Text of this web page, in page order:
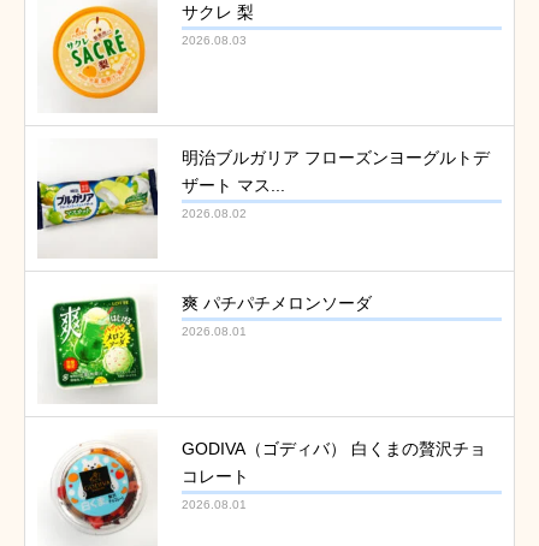
サクレ 梨
2026.08.03
明治ブルガリア フローズンヨーグルトデ
ザート マス...
2026.08.02
爽 パチパチメロンソーダ
2026.08.01
GODIVA（ゴディバ） 白くまの贅沢チョ
コレート
2026.08.01